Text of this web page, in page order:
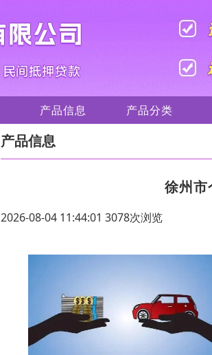
产品信息 产品分类
产品信息
徐州市
2026-08-04 11:44:01 3078次浏览